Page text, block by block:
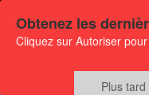
Obtenez les
Cliquez sur Autoriser
Plus tard